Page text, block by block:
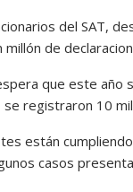
del SAT,
de
que este año
se registraron 10
están
casos